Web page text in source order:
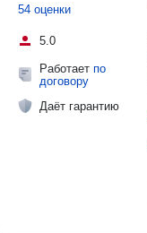
54 оценки
5.0
Работает по
договору
Даёт гарантию